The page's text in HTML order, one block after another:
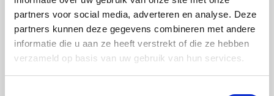
partners voor social media, adverteren en analyse. Deze
partners kunnen deze gegevens combineren met andere
informatie die u aan ze heeft verstrekt of die ze hebben
verzameld op basis van uw gebruik van hun services.
DectDirect